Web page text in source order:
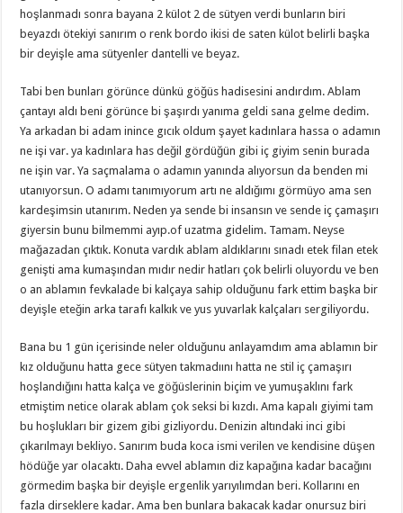
hoşlanmadı sonra bayana 2 külot 2 de sütyen verdi bunların biri
beyazdı ötekiyi sanırım o renk bordo ikisi de saten külot belirli başka
bir deyişle ama sütyenler dantelli ve beyaz.
Tabi ben bunları görünce dünkü göğüs hadisesini andırdım. Ablam
çantayı aldı beni görünce bi şaşırdı yanıma geldi sana gelme dedim.
Ya arkadan bi adam inince gıcık oldum şayet kadınlara hassa o adamın
ne işi var. ya kadınlara has değil gördüğün gibi iç giyim senin burada
ne işin var. Ya saçmalama o adamın yanında alıyorsun da benden mi
utanıyorsun. O adamı tanımıyorum artı ne aldığımı görmüyo ama sen
kardeşimsin utanırım. Neden ya sende bi insansın ve sende iç çamaşırı
giyersin bunu bilmemmi ayıp.of uzatma gidelim. Tamam. Neyse
mağazadan çıktık. Konuta vardık ablam aldıklarını sınadı etek filan etek
genişti ama kumaşından mıdır nedir hatları çok belirli oluyordu ve ben
o an ablamın fevkalade bi kalçaya sahip olduğunu fark ettim başka bir
deyişle eteğin arka tarafı kalkık ve yus yuvarlak kalçaları sergiliyordu.
Bana bu 1 gün içerisinde neler olduğunu anlayamdım ama ablamın bir
kız olduğunu hatta gece sütyen takmadıını hatta ne stil iç çamaşırı
hoşlandığını hatta kalça ve göğüslerinin biçim ve yumuşaklını fark
etmiştim netice olarak ablam çok seksi bi kızdı. Ama kapalı giyimi tam
bu hoşlukları bir gizem gibi gizliyordu. Denizin altındaki inci gibi
çıkarılmayı bekliyo. Sanırım buda koca ismi verilen ve kendisine düşen
hödüğe yar olacaktı. Daha evvel ablamın diz kapağına kadar bacağını
görmedim başka bir deyişle ergenlik yarıyılımdan beri. Kollarını en
fazla dirseklere kadar. Ama ben bunlara bakacak kadar onursuz biri